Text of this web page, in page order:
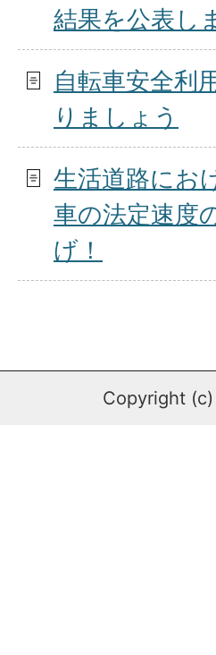
結果を公表し
自転車安全利
りましょう
生活道路にお
車の法定速度
げ！
Copyright